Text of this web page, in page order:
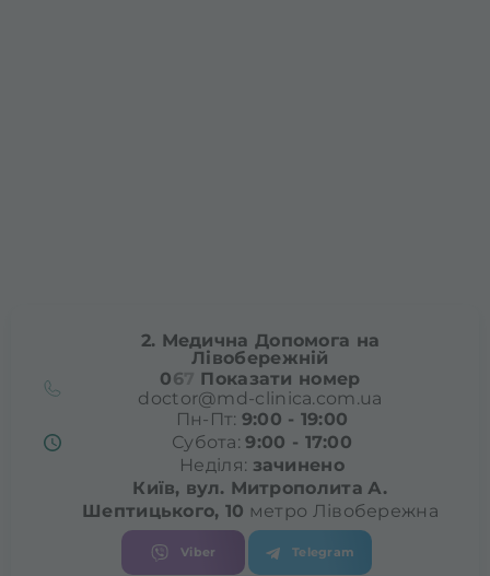
2. Медична Допомога на
Лівобережній
06
Показати номер
doctor@md-clinica.com.ua
Пн-Пт: 9:00 - 19:00
Субота: 9:00 - 17:00
Неділя: зачинено
Київ, вул. Митрополита А.
Шептицького, 10 метро Лівобережна
Viber Telegram